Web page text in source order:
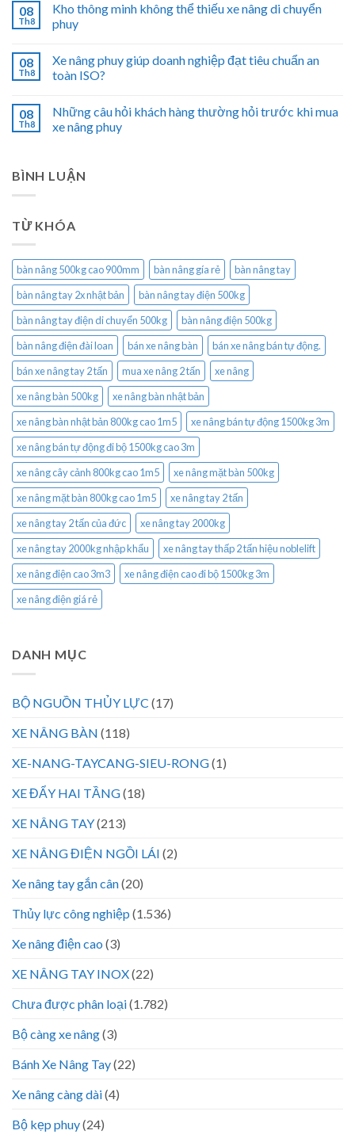
08
Th8
Kho thông minh không thể thiếu xe nâng di chuyển
phuy
08
Th8
Xe nâng phuy giúp doanh nghiệp đạt tiêu chuẩn an
toàn ISO?
08
Th8
Những câu hỏi khách hàng thường hỏi trước khi mua
xe nâng phuy
BÌNH LUẬN
TỪ KHÓA
bàn nâng 500kg cao 900mm bàn nâng gía rẻ
bàn nâng tay
bàn nâng tay 2x nhật bản
bàn nâng tay điện 500kg
bàn nâng tay điện di chuyển 500kg
bàn nâng điện 500kg
bàn nâng điện đài loan
bán xe nâng bàn
bán xe nâng bán tự động.
bán xe nâng tay 2 tấn
mua xe nâng 2 tấn
xe nâng
xe nâng bàn 500kg
xe nâng bàn nhật bản
xe nâng bàn nhật bản 800kg cao 1m5
xe nâng bán tự động 1500kg 3m
xe nâng bán tự động đi bộ 1500kg cao 3m
xe nâng cây cảnh 800kg cao 1m5
xe nâng mặt bàn 500kg
xe nâng mặt bàn 800kg cao 1m5
xe nâng tay 2 tấn
xe nâng tay 2 tấn của đức
xe nâng tay 2000kg
xe nâng tay 2000kg nhập khẩu
xe nâng tay thấp 2 tấn hiệu noblelift
xe nâng điện cao 3m3
xe nâng điện cao đi bộ 1500kg 3m
xe nâng điện giá rẻ
DANH MỤC
BỘ NGUỒN THỦY LỰC (17)
XE NÂNG BÀN (118)
XE-NANG-TAYCANG-SIEU-RONG(1)
XE ĐẨY HAI TẦNG(18)
XE NÂNG TAY(213)
XE NÂNG ĐIỆN NGỒI LÁI (2)
Xe nâng tay gắn cân(20)
Thủy lực công nghiệp (1.536)
Xe nâng điện cao (3)
XE NÂNG TAY INOX(22)
Chưa được phân loại(1.782)
Bộ càng xe nâng(3)
Bánh Xe Nâng Tay(22)
Xe nâng càng dài(4)
Bộ kẹp phuy(24)